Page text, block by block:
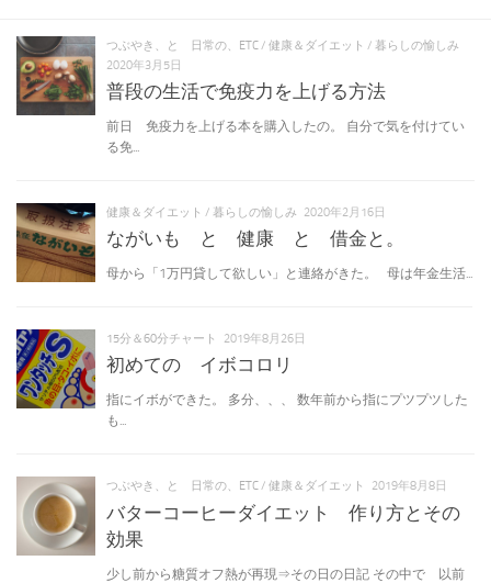
つぶやき、と 日常の、ETC/ 健康＆ダイエット / 暮らしの愉しみ
2020年3月5日
普段の生活で免疫力を上げる方法
前日 免疫力を上げる本を購入したの。 自分で気を付けてい
る免...
健康＆ダイエット / 暮らしの愉しみ 2020年2月16日
ながいも と 健康 と 借金と。
母から「1万円貸して欲しい」と連絡がきた。 母は年金生活...
15分＆60分チャート 2019年8月26日
初めての イボコロリ
指にイボができた。 多分、、、 数年前から指にプツプツした
も...
つぶやき、と 日常の、ETC/ 健康＆ダイエット 2019年8月8日
バターコーヒーダイエット 作り方とその
効果
少し前から糖質オフ熱が再現⇒その日の日記 その中で 以前